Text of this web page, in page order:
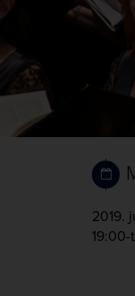
2019.
19:00-